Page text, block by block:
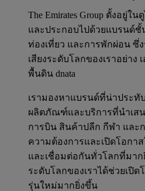
The Emirates Group ตั้งอยู่ใ
และประกอบไปด้วยแบรนด์ชั้
ท่องเที่ยว และการพักผ่อน ซึ่
เสียงระดับโลกของเราอย่าง
พื้นดิน dnata
เรามองหาแบรนด์ที่น่าประทั
ผลิตภัณฑ์และบริการที่นำเส
การบิน สินค้าปลีก กีฬา และ
ความต้องการและเปิดโอกา
และเชื่อมต่อกันทั่วโลกที่มา
ระดับโลกของเราได้ช่วยเปิ
รุ่นใหม่มากยิ่งขึ้น